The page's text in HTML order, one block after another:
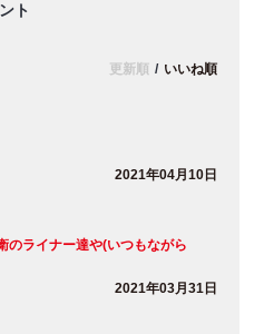
ト
更新順 / いいね順
2021年04月10日
のライナー達や(いつもながら
2021年03月31日